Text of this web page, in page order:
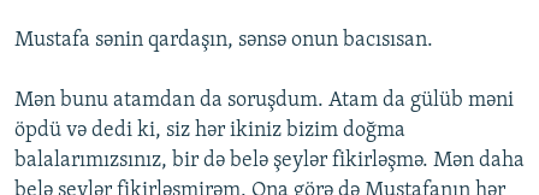
Mustafa sənin qardaşın, sənsə onun bacısısan.
Mən bunu atamdan da soruşdum. Atam da gülüb məni
öpdü və dedi ki, siz hər ikiniz bizim doğma
balalarımızsınız, bir də belə şeylər fikirləşmə. Mən daha